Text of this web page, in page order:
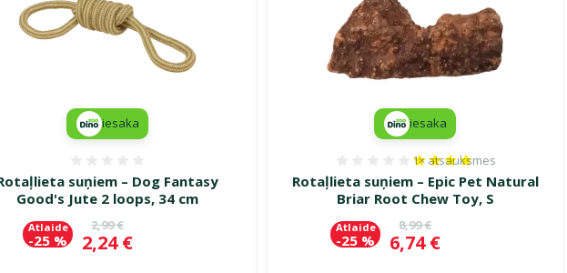
suņiem – Dog Fantasy
Good's Jute 2 loops, 34 cm
Oriģinālā cena
2,99 €
Cena
2,24 €
Atlaide
-25 %
iesaka
Rotaļlieta suņiem – Epic Pet Natural
Briar Root Chew Toy, S
Atsauksmes 80%,
1× atsauksmes
Oriģinālā cena
8,99 €
Cena
6,74 €
Atlaide
-25 %
iesaka